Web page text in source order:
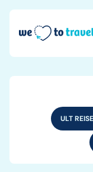
Direkt zum Inhalt
ULT